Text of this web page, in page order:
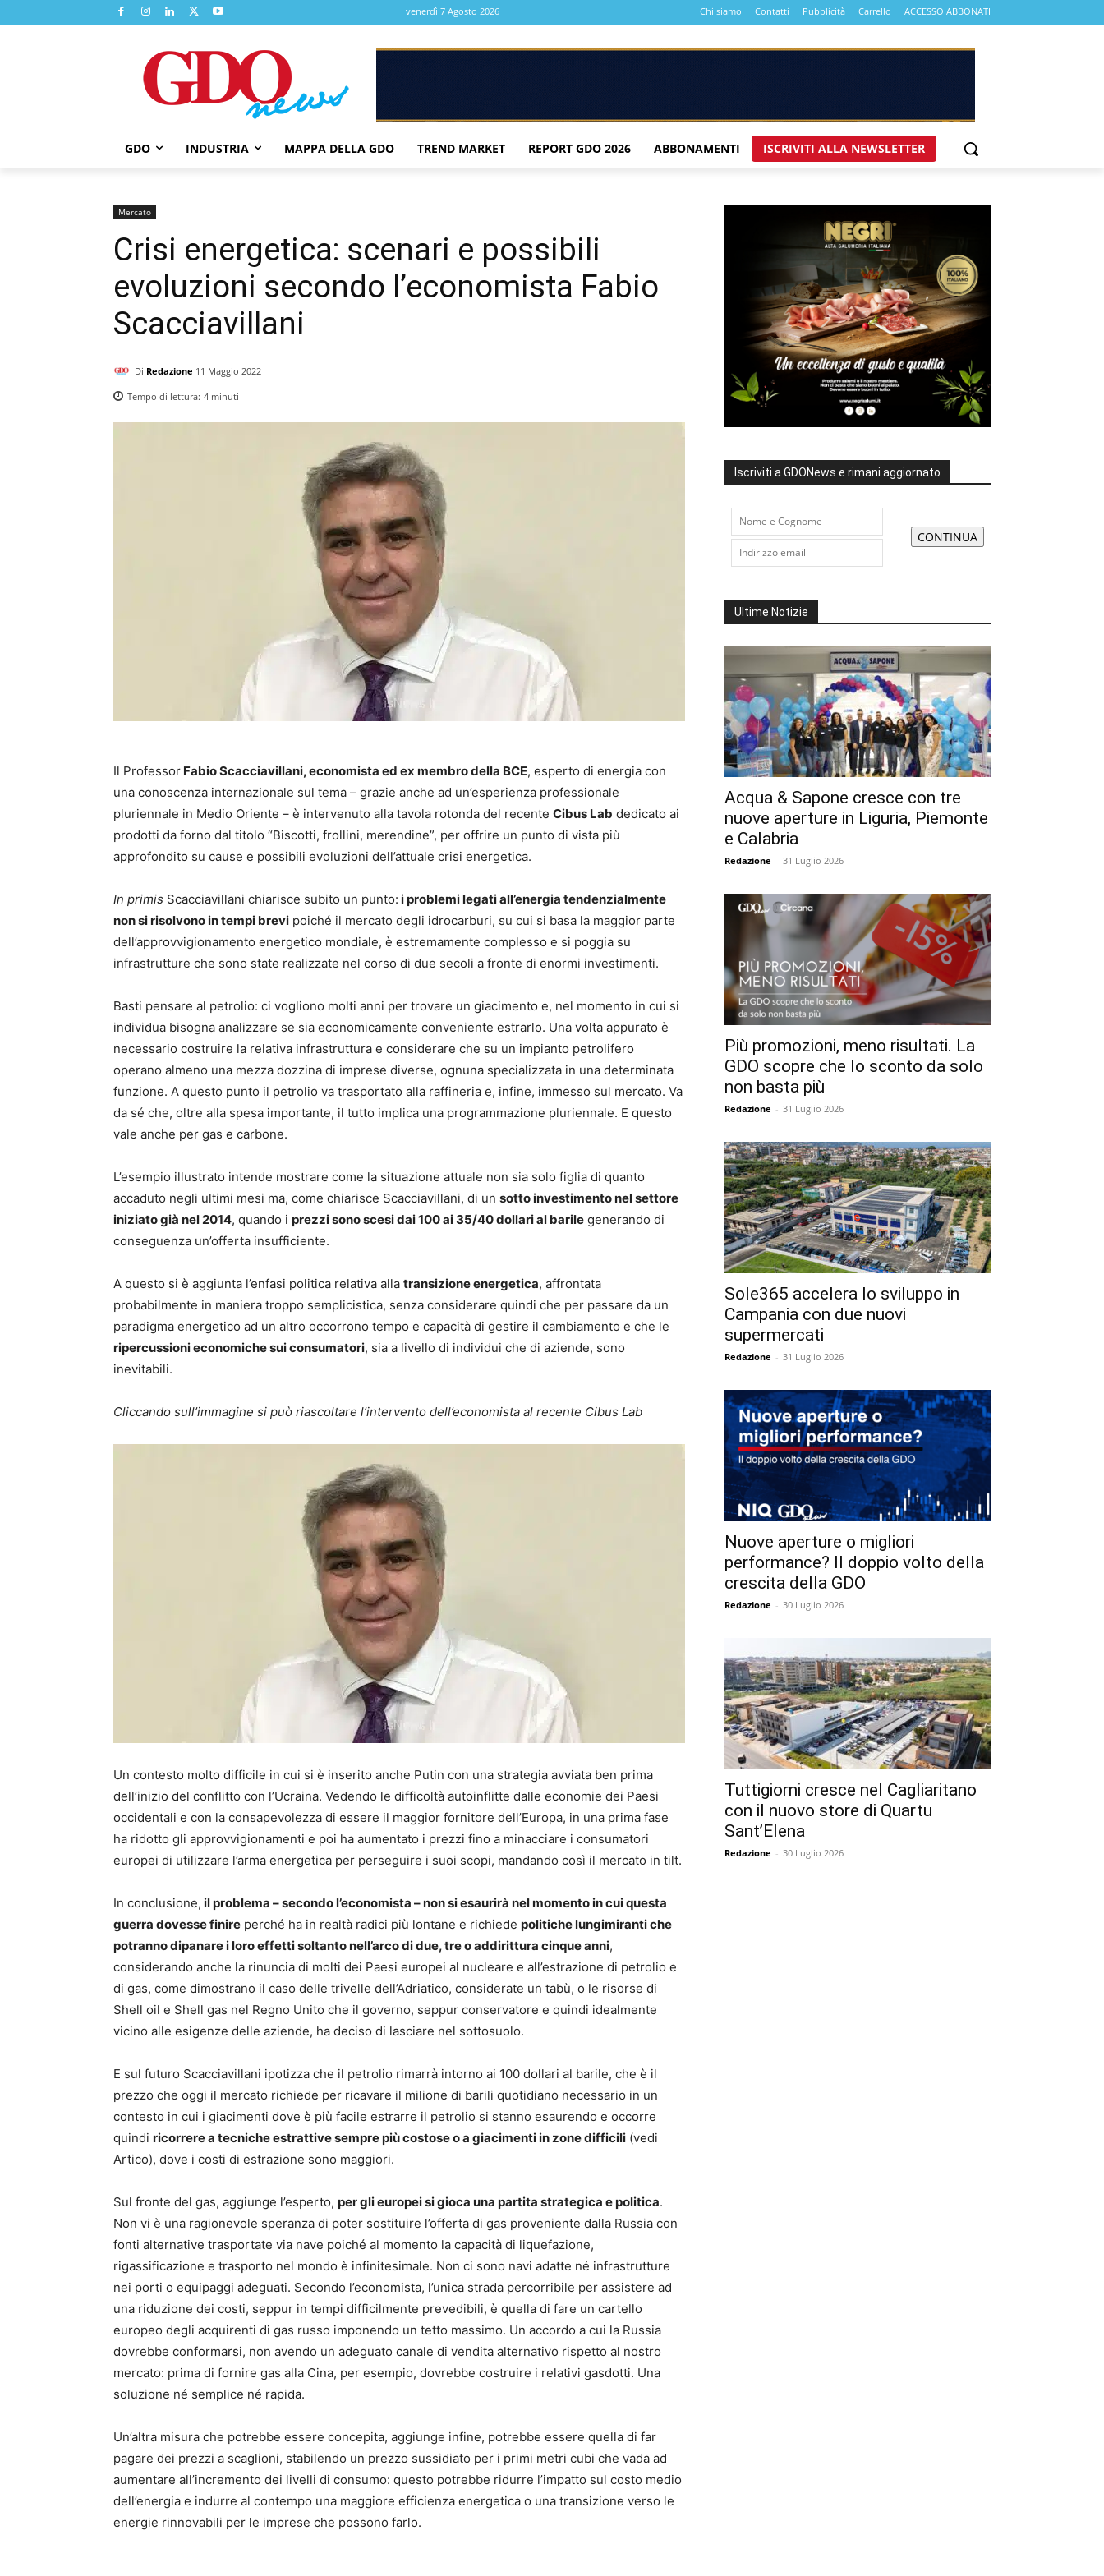
venerdì 7 Agosto 2026 Chi siamo Contatti Pubblicità Carrello ACCESSO ABBONATI
GDO INDUSTRIA MAPPA DELLA GDO TREND MARKET REPORT GDO 2026 ABBONAMENTI ISCRIVITI ALLA NEWSLETTER
Mercato
Crisi energetica: scenari e possibili
evoluzioni secondo l’economista Fabio
Scacciavillani
Di Redazione 11 Maggio 2022
Tempo di lettura: 4 minuti
Il Professor Fabio Scacciavillani, economista ed ex membro della BCE, esperto di energia con
una conoscenza internazionale sul tema – grazie anche ad un’esperienza professionale
pluriennale in Medio Oriente – è intervenuto alla tavola rotonda del recente Cibus Lab dedicato ai
prodotti da forno dal titolo “Biscotti, frollini, merendine”, per offrire un punto di vista più
approfondito su cause e possibili evoluzioni dell’attuale crisi energetica.
In primis Scacciavillani chiarisce subito un punto: i problemi legati all’energia tendenzialmente
non si risolvono in tempi brevi poiché il mercato degli idrocarburi, su cui si basa la maggior parte
dell’approvvigionamento energetico mondiale, è estremamente complesso e si poggia su
infrastrutture che sono state realizzate nel corso di due secoli a fronte di enormi investimenti.
Basti pensare al petrolio: ci vogliono molti anni per trovare un giacimento e, nel momento in cui si
individua bisogna analizzare se sia economicamente conveniente estrarlo. Una volta appurato è
necessario costruire la relativa infrastruttura e considerare che su un impianto petrolifero
operano almeno una mezza dozzina di imprese diverse, ognuna specializzata in una determinata
funzione. A questo punto il petrolio va trasportato alla raffineria e, infine, immesso sul mercato. Va
da sé che, oltre alla spesa importante, il tutto implica una programmazione pluriennale. E questo
vale anche per gas e carbone.
L’esempio illustrato intende mostrare come la situazione attuale non sia solo figlia di quanto
accaduto negli ultimi mesi ma, come chiarisce Scacciavillani, di un sotto investimento nel settore
iniziato già nel 2014, quando i prezzi sono scesi dai 100 ai 35/40 dollari al barile generando di
conseguenza un’offerta insufficiente.
A questo si è aggiunta l’enfasi politica relativa alla transizione energetica, affrontata
probabilmente in maniera troppo semplicistica, senza considerare quindi che per passare da un
paradigma energetico ad un altro occorrono tempo e capacità di gestire il cambiamento e che le
ripercussioni economiche sui consumatori, sia a livello di individui che di aziende, sono
inevitabili.
Cliccando sull’immagine si può riascoltare l’intervento dell’economista al recente Cibus Lab
Un contesto molto difficile in cui si è inserito anche Putin con una strategia avviata ben prima
dell’inizio del conflitto con l’Ucraina. Vedendo le difficoltà autoinflitte dalle economie dei Paesi
occidentali e con la consapevolezza di essere il maggior fornitore dell’Europa, in una prima fase
ha ridotto gli approvvigionamenti e poi ha aumentato i prezzi fino a minacciare i consumatori
europei di utilizzare l’arma energetica per perseguire i suoi scopi, mandando così il mercato in tilt.
In conclusione, il problema – secondo l’economista – non si esaurirà nel momento in cui questa
guerra dovesse finire perché ha in realtà radici più lontane e richiede politiche lungimiranti che
potranno dipanare i loro effetti soltanto nell’arco di due, tre o addirittura cinque anni,
considerando anche la rinuncia di molti dei Paesi europei al nucleare e all’estrazione di petrolio e
di gas, come dimostrano il caso delle trivelle dell’Adriatico, considerate un tabù, o le risorse di
Shell oil e Shell gas nel Regno Unito che il governo, seppur conservatore e quindi idealmente
vicino alle esigenze delle aziende, ha deciso di lasciare nel sottosuolo.
E sul futuro Scacciavillani ipotizza che il petrolio rimarrà intorno ai 100 dollari al barile, che è il
prezzo che oggi il mercato richiede per ricavare il milione di barili quotidiano necessario in un
contesto in cui i giacimenti dove è più facile estrarre il petrolio si stanno esaurendo e occorre
quindi ricorrere a tecniche estrattive sempre più costose o a giacimenti in zone difficili (vedi
Artico), dove i costi di estrazione sono maggiori.
Sul fronte del gas, aggiunge l’esperto, per gli europei si gioca una partita strategica e politica.
Non vi è una ragionevole speranza di poter sostituire l’offerta di gas proveniente dalla Russia con
fonti alternative trasportate via nave poiché al momento la capacità di liquefazione,
rigassificazione e trasporto nel mondo è infinitesimale. Non ci sono navi adatte né infrastrutture
nei porti o equipaggi adeguati. Secondo l’economista, l’unica strada percorribile per assistere ad
una riduzione dei costi, seppur in tempi difficilmente prevedibili, è quella di fare un cartello
europeo degli acquirenti di gas russo imponendo un tetto massimo. Un accordo a cui la Russia
dovrebbe conformarsi, non avendo un adeguato canale di vendita alternativo rispetto al nostro
mercato: prima di fornire gas alla Cina, per esempio, dovrebbe costruire i relativi gasdotti. Una
soluzione né semplice né rapida.
Un’altra misura che potrebbe essere concepita, aggiunge infine, potrebbe essere quella di far
pagare dei prezzi a scaglioni, stabilendo un prezzo sussidiato per i primi metri cubi che vada ad
aumentare all’incremento dei livelli di consumo: questo potrebbe ridurre l’impatto sul costo medio
dell’energia e indurre al contempo una maggiore efficienza energetica o una transizione verso le
energie rinnovabili per le imprese che possono farlo.
Iscriviti a GDONews e rimani aggiornato
Ultime Notizie
Acqua & Sapone cresce con tre
nuove aperture in Liguria, Piemonte
e Calabria
Redazione - 31 Luglio 2026
Più promozioni, meno risultati. La
GDO scopre che lo sconto da solo
non basta più
Redazione - 31 Luglio 2026
Sole365 accelera lo sviluppo in
Campania con due nuovi
supermercati
Redazione - 31 Luglio 2026
Nuove aperture o migliori
performance? Il doppio volto della
crescita della GDO
Redazione - 30 Luglio 2026
Tuttigiorni cresce nel Cagliaritano
con il nuovo store di Quartu
Sant’Elena
Redazione - 30 Luglio 2026